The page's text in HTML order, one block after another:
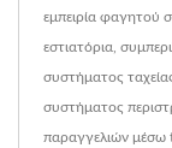
εμπειρία φαγητού
εστιατόρια,
συστήματος
συστήματος
παραγγελιών μέσω